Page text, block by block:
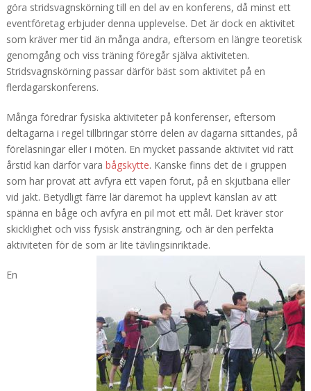
göra stridsvagnskörning till en del av en konferens, då minst ett
eventföretag erbjuder denna upplevelse. Det är dock en aktivitet
som kräver mer tid än många andra, eftersom en längre teoretisk
genomgång och viss träning föregår själva aktiviteten.
Stridsvagnskörning passar därför bäst som aktivitet på en
flerdagarskonferens.
Många föredrar fysiska aktiviteter på konferenser, eftersom
deltagarna i regel tillbringar större delen av dagarna sittandes, på
föreläsningar eller i möten. En mycket passande aktivitet vid rätt
årstid kan därför vara bågskytte. Kanske finns det de i gruppen
som har provat att avfyra ett vapen förut, på en skjutbana eller
vid jakt. Betydligt färre lär däremot ha upplevt känslan av att
spänna en båge och avfyra en pil mot ett mål. Det kräver stor
skicklighet och viss fysisk ansträngning, och är den perfekta
aktiviteten för de som är lite tävlingsinriktade.
En